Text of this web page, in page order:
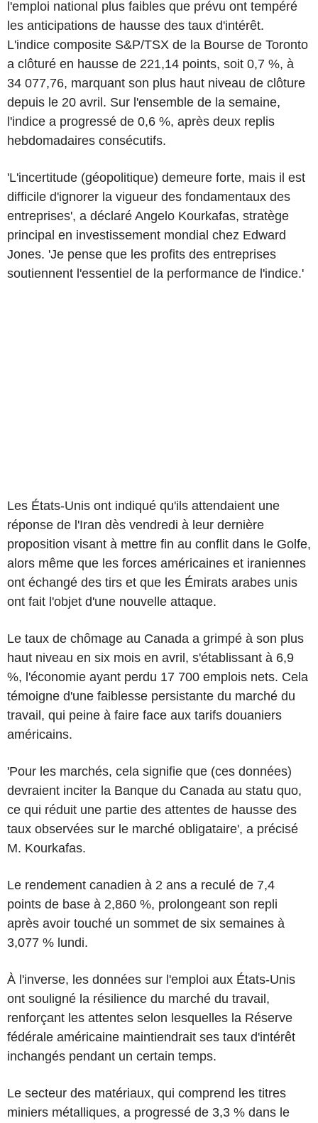
l'emploi national plus faibles que prévu ont tempéré
les anticipations de hausse des taux d'intérêt.
L'indice composite S&P/TSX de la Bourse de Toronto
a clôturé en hausse de 221,14 points, soit 0,7 %, à
34 077,76, marquant son plus haut niveau de clôture
depuis le 20 avril. Sur l'ensemble de la semaine,
l'indice a progressé de 0,6 %, après deux replis
hebdomadaires consécutifs.
'L'incertitude (géopolitique) demeure forte, mais il est
difficile d'ignorer la vigueur des fondamentaux des
entreprises', a déclaré Angelo Kourkafas, stratège
principal en investissement mondial chez Edward
Jones. 'Je pense que les profits des entreprises
soutiennent l'essentiel de la performance de l'indice.'
Les États-Unis ont indiqué qu'ils attendaient une
réponse de l'Iran dès vendredi à leur dernière
proposition visant à mettre fin au conflit dans le Golfe,
alors même que les forces américaines et iraniennes
ont échangé des tirs et que les Émirats arabes unis
ont fait l'objet d'une nouvelle attaque.
Le taux de chômage au Canada a grimpé à son plus
haut niveau en six mois en avril, s'établissant à 6,9
%, l'économie ayant perdu 17 700 emplois nets. Cela
témoigne d'une faiblesse persistante du marché du
travail, qui peine à faire face aux tarifs douaniers
américains.
'Pour les marchés, cela signifie que (ces données)
devraient inciter la Banque du Canada au statu quo,
ce qui réduit une partie des attentes de hausse des
taux observées sur le marché obligataire', a précisé
M. Kourkafas.
Le rendement canadien à 2 ans a reculé de 7,4
points de base à 2,860 %, prolongeant son repli
après avoir touché un sommet de six semaines à
3,077 % lundi.
À l'inverse, les données sur l'emploi aux États-Unis
ont souligné la résilience du marché du travail,
renforçant les attentes selon lesquelles la Réserve
fédérale américaine maintiendrait ses taux d'intérêt
inchangés pendant un certain temps.
Le secteur des matériaux, qui comprend les titres
miniers métalliques, a progressé de 3,3 % dans le